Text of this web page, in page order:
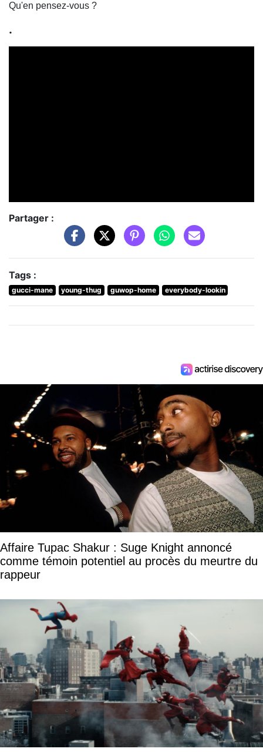
Qu'en pensez-vous ?
.
Partager :
Tags :
gucci-mane young-thug guwop-home everybody-lookin
Affaire Tupac Shakur : Suge Knight annoncé
comme témoin potentiel au procès du meurtre du
rappeur